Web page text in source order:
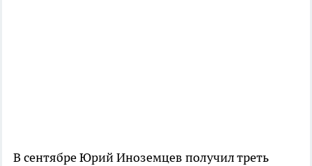
В сентябре Юрий Иноземцев получил треть